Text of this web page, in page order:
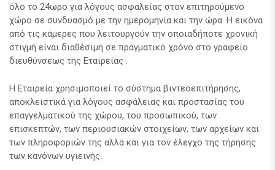
όλο το 24ωρο για λόγους ασφαλείας στον επιτηρούμενο
χώρο σε συνδυασμό με την ημερομηνία και την ώρα. Η εικόνα
από τις κάμερες που λειτουργούν την οποιαδήποτε χρονική
στιγμή είναι διαθέσιμη σε πραγματικό χρόνο στο γραφείο
διευθύνσεως της Εταιρείας .
Η Εταιρεία χρησιμοποιεί το σύστημα βιντεοεπιτήρησης,
αποκλειστικά για λόγους ασφάλειας και προστασίας του
επαγγελματικού της χώρου, του προσωπικού, των
επισκεπτών, των περιουσιακών στοιχείων, των αρχείων και
των πληροφοριών της αλλά και για τον έλεγχο της τήρησης
των κανόνων υγιεινής.